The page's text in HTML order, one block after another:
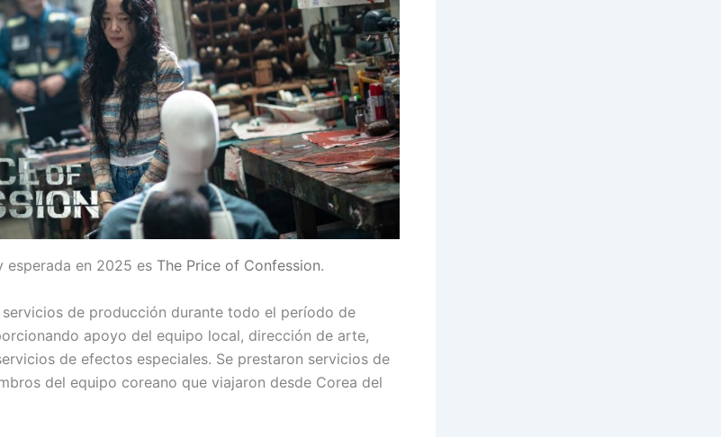
esperada en 2025 es The Price of Confession.
de producción durante todo el período de
apoyo del equipo local, dirección de arte,
de efectos especiales. Se prestaron servicios de
del equipo coreano que viajaron desde Corea del